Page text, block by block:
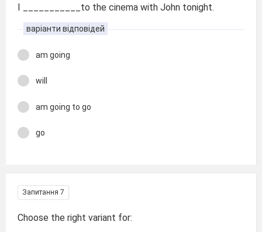
I ___________to the cinema with John tonight.
варіанти відповідей
am going
will
am going to go
go
Запитання 7
Choose the right variant for: